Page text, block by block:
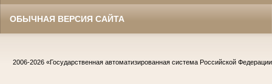
ОБЫЧНАЯ ВЕРСИЯ САЙТА
2006-2026 «Государственная автоматизированная система Российской